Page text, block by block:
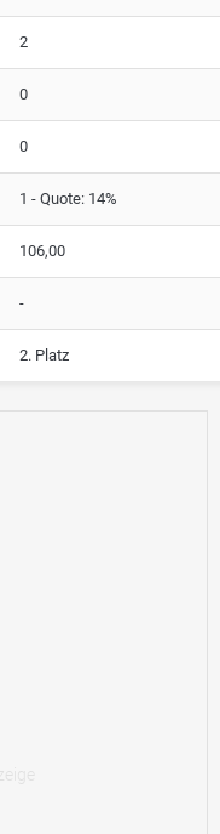
2
0
0
1 - Quote: 14%
106,00
-
2. Platz